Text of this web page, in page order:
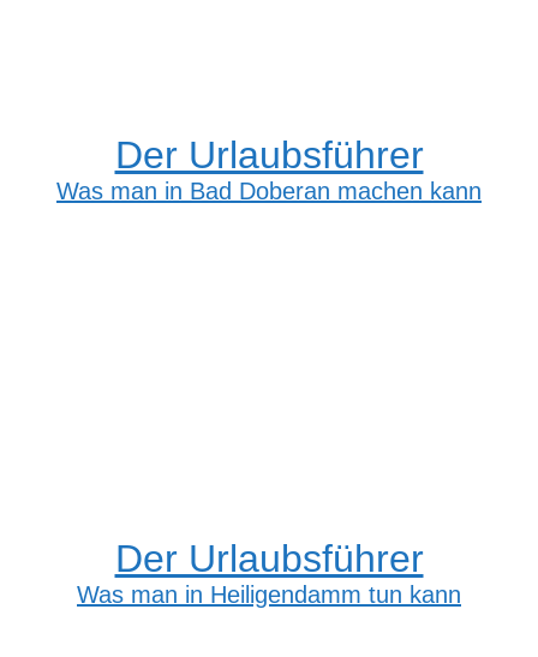
Der Urlaubsführer
Was man in Bad Doberan machen kann
Der Urlaubsführer
Was man in Heiligendamm tun kann